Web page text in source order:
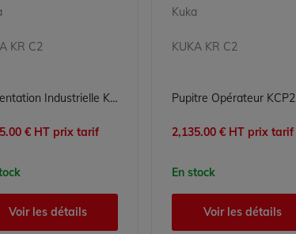
KR C2
Alimentation Industrielle KUKA 00-115-115 pour Conversion Énergétique avec Label RECQ
€ HT prix tarif
Voir les détails
Kuka
KUKA KR C2
2,135.00 € HT prix tarif
En stock
Voir les détails